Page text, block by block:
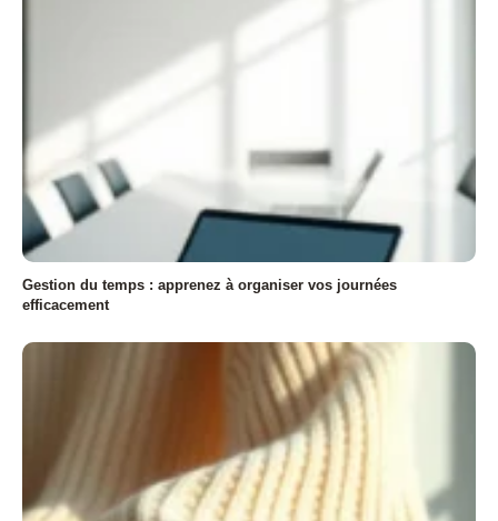
Gestion du temps : apprenez à organiser vos journées
efficacement